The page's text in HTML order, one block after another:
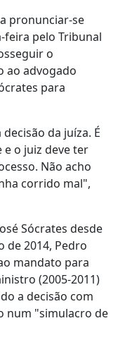
pronunciar-se
feira pelo Tribunal
o
ao advogado
para
da juíza. É
o juiz deve ter
Não acho
corrido mal",
Sócrates desde
de 2014, Pedro
mandato para
(2005-2011)
a decisão com
num "simulacro de